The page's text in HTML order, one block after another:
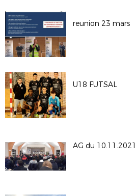
reunion 23 mars
U18 FUTSAL
AG du 10.11.2021